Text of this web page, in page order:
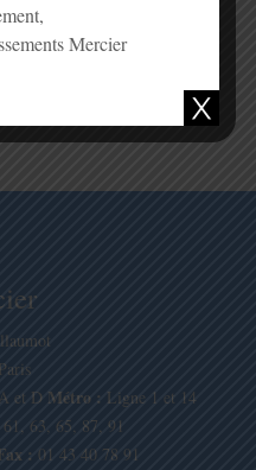
A et D Métro : Ligne 1 et 14
63, 65, 87, 91
: 01 43 40 78 91
Mercier